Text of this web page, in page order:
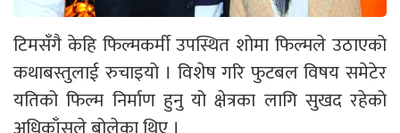
टिमसँगै केहि फिल्मकर्मी उपस्थित शोमा फिल्मले उठाएको
कथाबस्तुलाई रुचाइयो । विशेष गरि फुटबल विषय समेटेर
यतिको फिल्म निर्माण हुनु यो क्षेत्रका लागि सुखद रहेको